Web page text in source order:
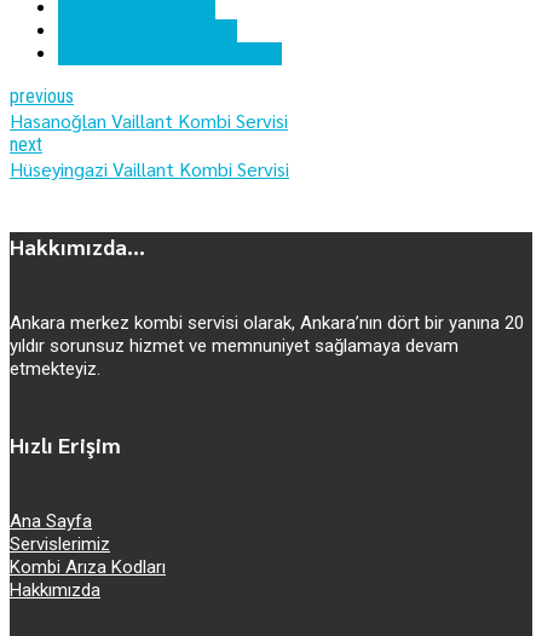
previous
Hasanoğlan Vaillant Kombi Servisi
next
Hüseyingazi Vaillant Kombi Servisi
Hakkımızda...
Ankara merkez kombi servisi olarak, Ankara’nın dört bir yanına 20
yıldır sorunsuz hizmet ve memnuniyet sağlamaya devam
etmekteyiz.
Hızlı Erişim
Ana Sayfa
Servislerimiz
Kombi Arıza Kodları
Hakkımızda